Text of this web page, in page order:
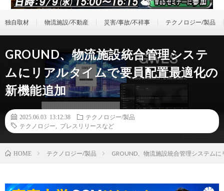
独自取材 物流施設/不動産 災害/事故/不祥事 テクノロジー/製品
GROUND、物流施設統合管理システ
ムにリアルタイムで要員配置最適化の
新機能追加
2025.06.03 13:12:38
テクノロジー/製品
テクノロジー
プレスリリースなど
HOME テクノロジー/製品 GROUND、物流施設統合管理システム